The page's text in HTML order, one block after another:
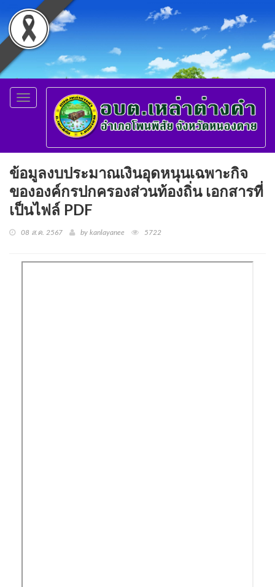
Toggle
navigation
ข้อมูลงบประมาณเงินอุดหนุนเฉพาะกิจ
ขององค์กรปกครองส่วนท้องถิ่น เอกสารที่
เป็นไฟล์ PDF
08 ส.ค. 2567 by kanlayanee 5722